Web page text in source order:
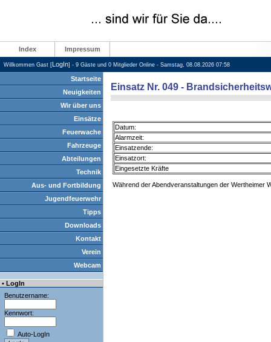
Index Impressum
Willkommen Gast [LogIn] - 9 Gäste und 0 Mitglieder Online - Samstag, 08.08.2026 07:58
Startseite
Neuigkeiten
Wir über uns
Einsätze
Feuerwache
Fahrzeuge
Abteilungen
Technik
Aus- und Fortbildung
Jugendfeuerwehr
Tipps
Downloads
Kontakt
Verein
Webcam
• LogIn
Benutzername:
Kennwort:
Auto-LogIn
Einsatz Nr. 049 -
Datum:
Alarmzeit:
Einsatzende:
Einsatzort:
Eingesetzte Kräfte
Während der Abendveranstaltungen der Wertheimer